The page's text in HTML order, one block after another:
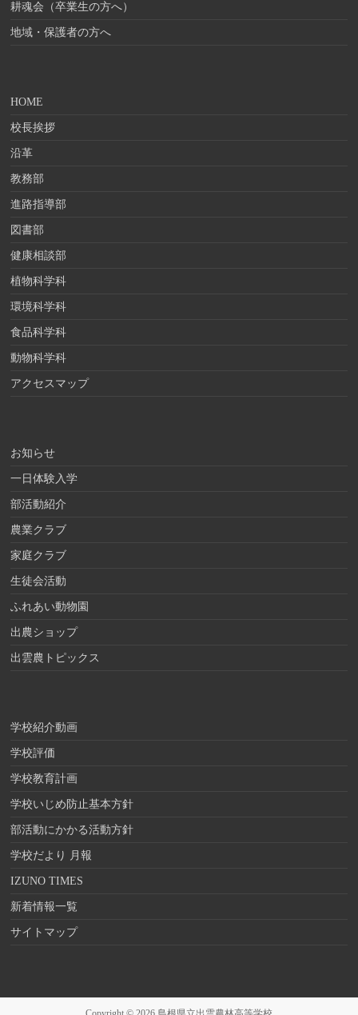
耕魂会（卒業生の方へ）
地域・保護者の方へ
HOME
校長挨拶
沿革
教務部
進路指導部
図書部
健康相談部
植物科学科
環境科学科
食品科学科
動物科学科
アクセスマップ
お知らせ
一日体験入学
部活動紹介
農業クラブ
家庭クラブ
生徒会活動
ふれあい動物園
出農ショップ
出雲農トピックス
学校紹介動画
学校評価
学校教育計画
学校いじめ防止基本方針
部活動にかかる活動方針
学校だより 月報
IZUNO TIMES
新着情報一覧
サイトマップ